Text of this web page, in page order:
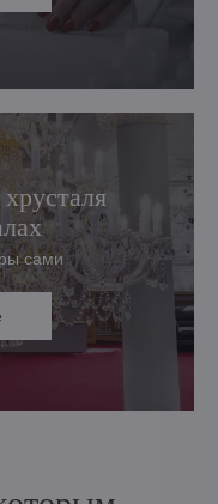
сами